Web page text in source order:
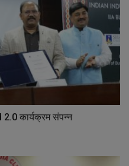
2.0 कार्यक्रम संपन्न